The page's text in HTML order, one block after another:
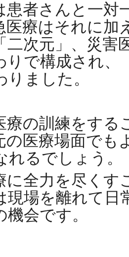
患者さんと一対
医療はそれに加
二次元」、災害
りで構成され、
ました。
療の訓練をする
の医療場面でも
れるでしょう。
に全力を尽く
現場を離れて日
会です。